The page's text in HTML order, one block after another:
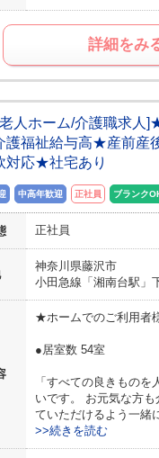
詳細をみ
人ホーム/介護職求人
福祉給与高★産前産
対応★社宅あり
中高年歓迎 正社員 ブランク
正社員
神奈川県藤沢市
小田急線「湘南台駅」
★ホームでのご利用者
●居室数 54室
「すべての良きもの
いです。 お元気な方
ていただけるよう一緒
>>続きを読む